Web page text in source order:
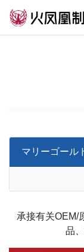
マリーゴール
承接有关OEM/
品